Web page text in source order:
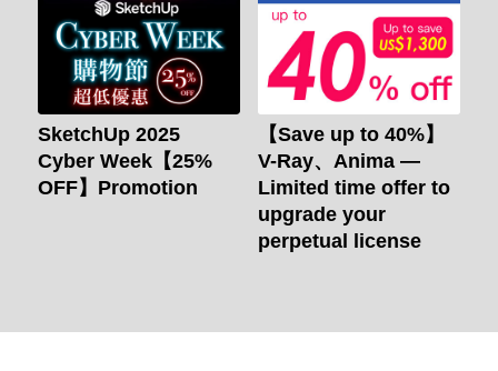
SketchUp 2025
Cyber Week【25%
OFF】Promotion
【Save up to 40%】
V-Ray、Anima —
Limited time offer to
upgrade your
perpetual license